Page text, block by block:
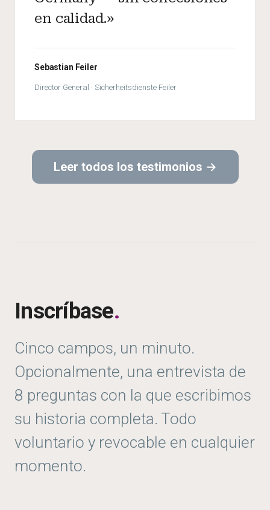
en calidad.»
Sebastian Feiler
Director General · Sicherheitsdienste Feiler
Leer todos los testimonios →
Inscríbase.
Cinco campos, un minuto.
Opcionalmente, una entrevista de
8 preguntas con la que escribimos
su historia completa. Todo
voluntario y revocable en cualquier
momento.